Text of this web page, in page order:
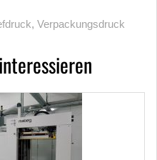
, Verpackungsdruck